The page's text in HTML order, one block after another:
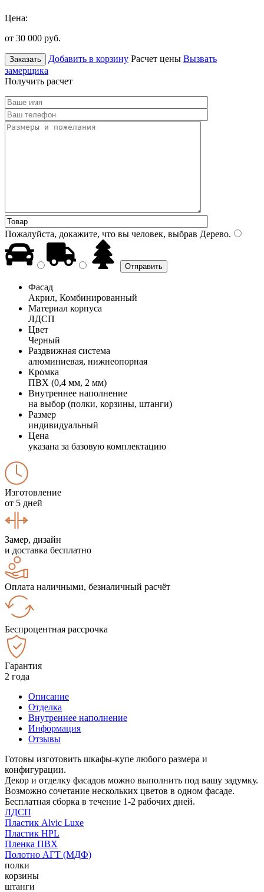
Цена:
от 30 000 руб.
Заказать Добавить в корзину Расчет цены Вызвать
замерщика
Получить расчет
Пожалуйста, докажите, что вы человек, выбрав Дерево.
Фасад
Акрил, Комбинированный
Материал корпуса
ЛДСП
Цвет
Черный
Раздвижная система
алюминиевая, нижнеопорная
Кромка
ПВХ (0,4 мм, 2 мм)
Внутреннее наполнение
на выбор (полки, корзины, штанги)
Размер
индивидуальный
Цена
указана за базовую комплектацию
Изготовление
от 5 дней
Замер, дизайн
и доставка бесплатно
Оплата наличными, безналичный расчёт
Беспроцентная рассрочка
Гарантия
2 года
Описание
Отделка
Внутреннее наполнение
Информация
Отзывы
Готовы изготовить шкафы-купе любого размера и
конфигурации.
Декор и отделку фасадов можно выполнить под вашу задумку.
Возможно сочетание нескольких цветов в одном фасаде.
Бесплатная сборка в течение 1-2 рабочих дней.
ЛДСП
Пластик Alvic Luxe
Пластик HPL
Пленка ПВХ
Полотно АГТ (МДФ)
полки
корзины
штанги